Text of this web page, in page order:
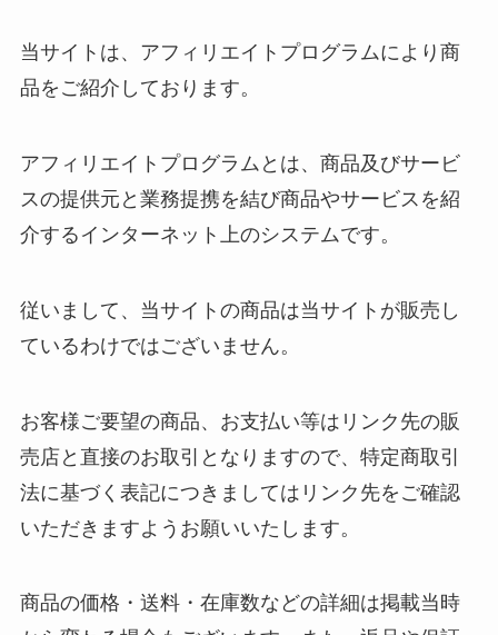
当サイトは、アフィリエイトプログラムにより商
品をご紹介しております。
アフィリエイトプログラムとは、商品及びサービ
スの提供元と業務提携を結び商品やサービスを紹
介するインターネット上のシステムです。
従いまして、当サイトの商品は当サイトが販売し
ているわけではございません。
お客様ご要望の商品、お支払い等はリンク先の販
売店と直接のお取引となりますので、特定商取引
法に基づく表記につきましてはリンク先をご確認
いただきますようお願いいたします。
商品の価格・送料・在庫数などの詳細は掲載当時